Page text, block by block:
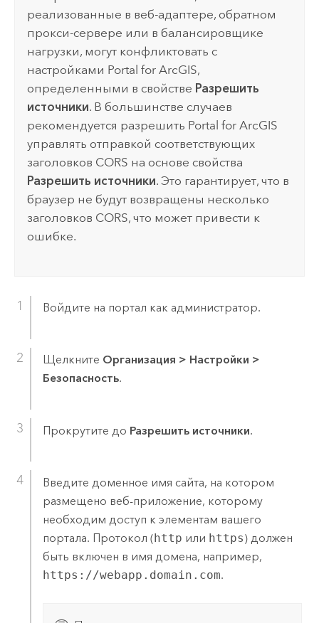
реализованные в веб-адаптере, обратном
прокси-сервере или в балансировщике
нагрузки, могут конфликтовать с
настройками Portal for ArcGIS,
определенными в свойстве Разрешить
источники. В большинстве случаев
рекомендуется разрешить Portal for ArcGIS
управлять отправкой соответствующих
заголовков CORS на основе свойства
Разрешить источники. Это гарантирует, что в
браузер не будут возвращены несколько
заголовков CORS, что может привести к
ошибке.
Войдите на портал как администратор.
Щелкните Организация > Настройки >
Безопасность.
Прокрутите до Разрешить источники.
Введите доменное имя сайта, на котором
размещено веб-приложение, которому
необходим доступ к элементам вашего
портала. Протокол (http или https) должен
быть включен в имя домена, например,
https://webapp.domain.com.